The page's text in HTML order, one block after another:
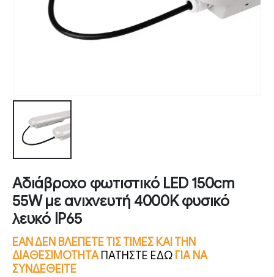
Αδιάβροχο φωτιστικό LED 150cm
55W με ανιχνευτή 4000K φυσικό
λευκό IP65
ΕΑΝ ΔΕΝ ΒΛΕΠΕΤΕ ΤΙΣ ΤΙΜΕΣ ΚΑΙ ΤΗΝ
ΔΙΑΘΕΣΙΜΟΤΗΤΑ ΠΑΤΗΣΤΕ ΕΔΩ ΓΙΑ ΝΑ
ΣΥΝΔΕΘΕΙΤΕ